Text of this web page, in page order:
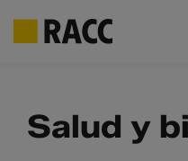
contenido
Salud y